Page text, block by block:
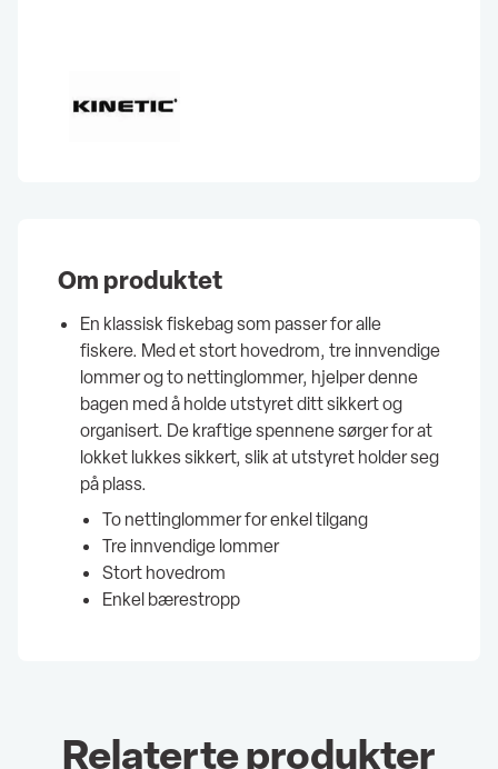
Om produktet
En klassisk fiskebag som passer for alle
fiskere. Med et stort hovedrom, tre innvendige
lommer og to nettinglommer, hjelper denne
bagen med å holde utstyret ditt sikkert og
organisert. De kraftige spennene sørger for at
lokket lukkes sikkert, slik at utstyret holder seg
på plass.
To nettinglommer for enkel tilgang
Tre innvendige lommer
Stort hovedrom
Enkel bærestropp
Relaterte produkter